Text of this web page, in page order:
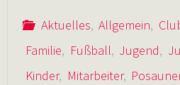
Aktuelles, Allgemein,
Familie, Fußball, Jugend,
Kinder, Mitarbeiter,